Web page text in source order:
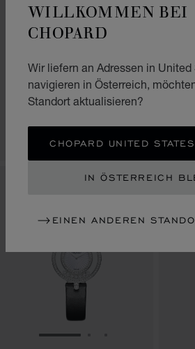
WILLKOMMEN BEI
CHOPARD
Wir liefern an Adressen in United
navigieren in Österreich,
Standort aktualisieren?
CHOPARD UNITED
IN ÖSTERREICH
EINEN ANDEREN
ZUR FOLIE GEHEN 1
ZUR FOLIE GEHEN
ZUR FOLIE
ICONS
26 MM, QUARZ, ETHISCHES
ROSÉGOLD, DIAMANTEN
ANRUFEN
29
ZUR FOLIE GEHEN 1
ZUR FOLIE
NEU